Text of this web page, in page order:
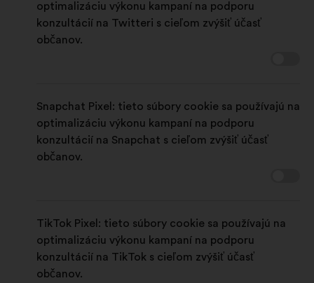
optimalizáciu výkonu kampaní na podporu
konzultácií na Twitteri s cieľom zvýšiť účasť
občanov.
Snapchat Pixel: tieto súbory cookie sa používajú na
optimalizáciu výkonu kampaní na podporu
konzultácií na Snapchat s cieľom zvýšiť účasť
občanov.
TikTok Pixel: tieto súbory cookie sa používajú na
optimalizáciu výkonu kampaní na podporu
konzultácií na TikTok s cieľom zvýšiť účasť
občanov.